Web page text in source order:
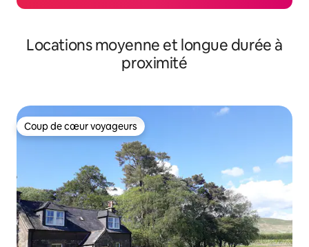
Locations moyenne et longue durée à
proximité
Coup de cœur voyageurs
Coup de cœur voyageurs